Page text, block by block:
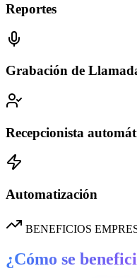
Reportes
Grabación de
Recepcionista
Automatización
BENEFICIOS
¿Cómo se